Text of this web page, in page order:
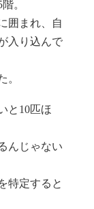
。
囲まれ、自
入り込んで
。
と10匹ほ
んじゃない
特定すると